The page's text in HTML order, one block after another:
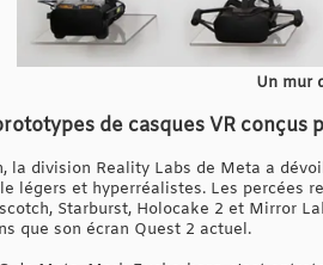
Un mur
de casques VR
la division Reality Labs de Meta a
légers et hyperréalistes. Les percées
Starburst, Holocake 2 et Mirror
que son écran Quest 2 actuel.